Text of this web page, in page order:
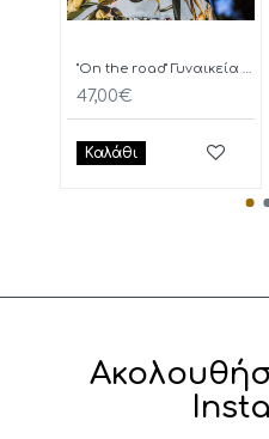
"On the road" Γυναικεία Ζώνη
47,00€
Καλάθι